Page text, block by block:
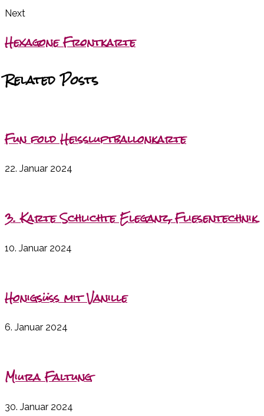
Next
Hexagone Frontkarte
Related Posts
Fun fold Heißluftballonkarte
22. Januar 2024
3. Karte Schlichte Eleganz, Fliesentechnik
10. Januar 2024
Honigsüss mit Vanille
6. Januar 2024
Miura Faltung
30. Januar 2024